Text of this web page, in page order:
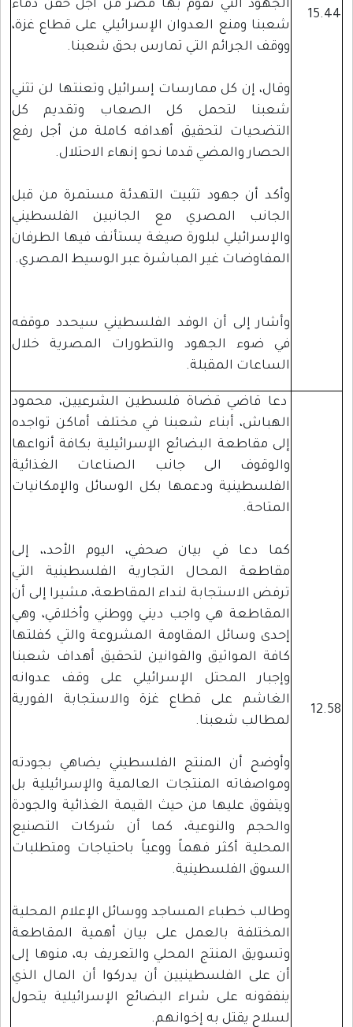
الجهود التي تقوم بها مصر من أجل حقن دماء
شعبنا ومنع العدوان الإسرائيلي على قطاع غزة،
ووقف الجرائم التي تمارس بحق شعبنا.
وقال، إن كل ممارسات إسرائيل وتعنتها لن تثني
شعبنا لتحمل كل الصعاب وتقديم كل
التضحيات لتحقيق أهدافه كاملة من أجل رفع
الحصار والمضي قدما نحو إنهاء الاحتلال.
وأكد أن جهود تثبيت التهدئة مستمرة من قبل
الجانب المصري مع الجانبين الفلسطيني
والإسرائيلي لبلورة صيغة يستأنف فيها الطرفان
المفاوضات غير المباشرة عبر الوسيط المصري.
وأشار إلى أن الوفد الفلسطيني سيحدد موقفه
في ضوء الجهود والتطورات المصرية خلال
الساعات المقبلة.
15.44
دعا قاضي قضاة فلسطين الشرعيين، محمود
الهباش، أبناء شعبنا في مختلف أماكن تواجده
إلى مقاطعة البضائع الإسرائيلية بكافة أنواعها
والوقوف الى جانب الصناعات الغذائية
الفلسطينية ودعمها بكل الوسائل والإمكانيات
المتاحة.
كما دعا في بيان صحفي، اليوم الأحد،، إلى
مقاطعة المحال التجارية الفلسطينية التي
ترفض الاستجابة لنداء المقاطعة، مشيرا إلى أن
المقاطعة هي واجب ديني ووطني وأخلاقي، وهي
إحدى وسائل المقاومة المشروعة والتي كفلتها
كافة المواثيق والقوانين لتحقيق أهداف شعبنا
وإجبار المحتل الإسرائيلي على وقف عدوانه
الغاشم على قطاع غزة والاستجابة الفورية
لمطالب شعبنا.
وأوضح أن المنتج الفلسطيني يضاهي بجودته
ومواصفاته المنتجات العالمية والإسرائيلية بل
ويتفوق عليها من حيث القيمة الغذائية والجودة
والحجم والنوعية، كما أن شركات التصنيع
المحلية أكثر فهماً ووعياً باحتياجات ومتطلبات
السوق الفلسطينية.
وطالب خطباء المساجد ووسائل الإعلام المحلية
المختلفة بالعمل على بيان أهمية المقاطعة
وتسويق المنتج المحلي والتعريف به، منوها إلى
أن على الفلسطينيين أن يدركوا أن المال الذي
ينفقونه على شراء البضائع الإسرائيلية يتحول
لسلاح يقتل به إخوانهم.
12.58